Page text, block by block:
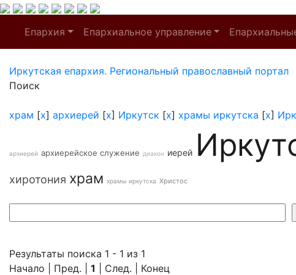
Епархия Епархиальное управление
Иркутская епархия. Региональный православный портал
Поиск
храм [x] архиерей [x] Иркутск [x] храмы иркутска [x]
архиерей архиерейское служение диакон иерей
хиротония храм храмы иркутска Христос
Результаты поиска 1 - 1 из 1
Начало | Пред. | 1 | След. | Конец